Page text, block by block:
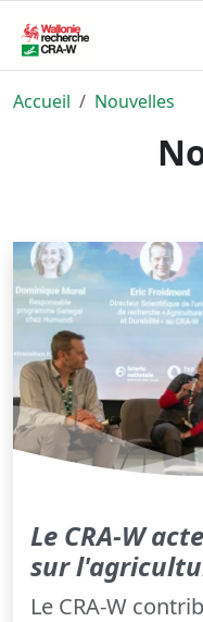
Accueil Nouvelles
Le CRA-W
sur
Le CRA-W